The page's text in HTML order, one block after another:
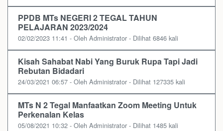
PPDB MTs NEGERI 2 TEGAL TAHUN
PELAJARAN 2023/2024
02/02/2023 11:41 - Oleh Administrator - Dilihat 6846 kali
Kisah Sahabat Nabi Yang Buruk Rupa Tapi Jadi
Rebutan Bidadari
24/03/2021 06:57 - Oleh Administrator - Dilihat 127335 kali
MTs N 2 Tegal Manfaatkan Zoom Meeting Untuk
Perkenalan Kelas
05/08/2021 10:32 - Oleh Administrator - Dilihat 1485 kali